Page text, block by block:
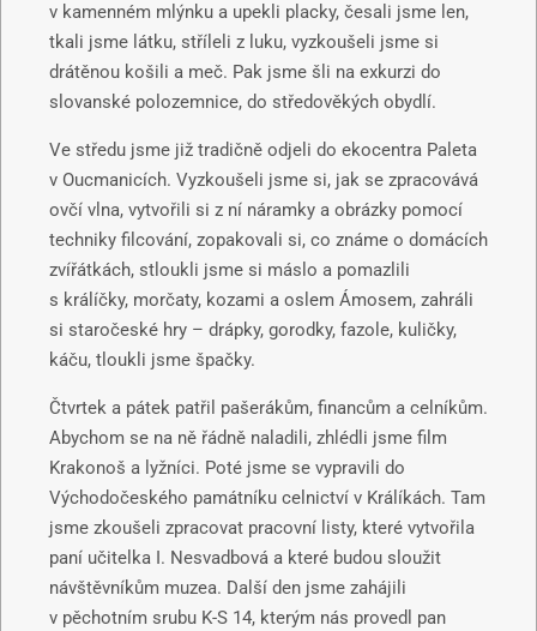
v kamenném mlýnku a upekli placky, česali jsme len,
tkali jsme látku, stříleli z luku, vyzkoušeli jsme si
drátěnou košili a meč. Pak jsme šli na exkurzi do
slovanské polozemnice, do středověkých obydlí.
Ve středu jsme již tradičně odjeli do ekocentra Paleta
v Oucmanicích. Vyzkoušeli jsme si, jak se zpracovává
ovčí vlna, vytvořili si z ní náramky a obrázky pomocí
techniky filcování, zopakovali si, co známe o domácích
zvířátkách, stloukli jsme si máslo a pomazlili
s králíčky, morčaty, kozami a oslem Ámosem, zahráli
si staročeské hry – drápky, gorodky, fazole, kuličky,
káču, tloukli jsme špačky.
Čtvrtek a pátek patřil pašerákům, financům a celníkům.
Abychom se na ně řádně naladili, zhlédli jsme film
Krakonoš a lyžníci. Poté jsme se vypravili do
Východočeského památníku celnictví v Králíkách. Tam
jsme zkoušeli zpracovat pracovní listy, které vytvořila
paní učitelka I. Nesvadbová a které budou sloužit
návštěvníkům muzea. Další den jsme zahájili
v pěchotním srubu K-S 14, kterým nás provedl pan